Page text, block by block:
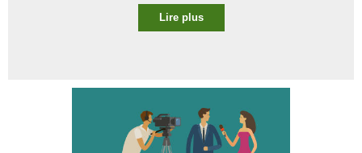
Lire plus